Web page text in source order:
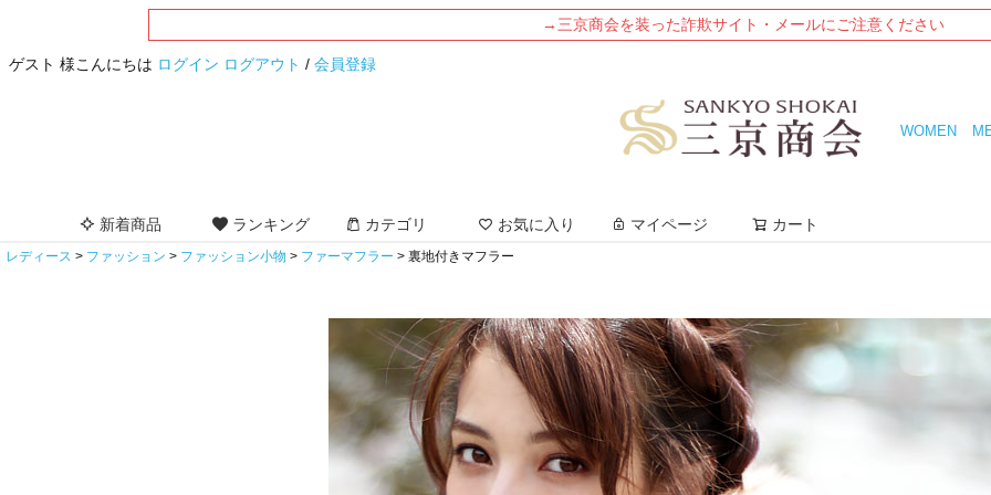
→三京商会を装った詐欺サイト・メールにご注意ください
ゲスト 様こんにちは ログイン ログアウト / 会員登録
WOMEN
新着商品 ランキング カテゴリ お気に入り マイページ カート
レディース ファッション ファッション小物 ファーマフラー 裏地付きマフラー